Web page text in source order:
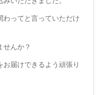
わってと言っていただけ
せんか？
お届けできるよう頑張り